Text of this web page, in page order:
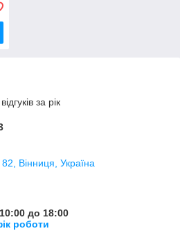
за рік
Вінниця, Україна
до 18:00
роботи